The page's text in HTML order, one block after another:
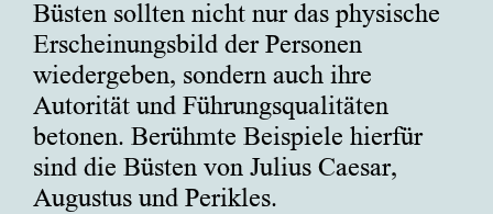
Büsten sollten nicht nur das physische
Erscheinungsbild der Personen
wiedergeben, sondern auch ihre
Autorität und Führungsqualitäten
betonen. Berühmte Beispiele hierfür
sind die Büsten von Julius Caesar,
Augustus und Perikles.